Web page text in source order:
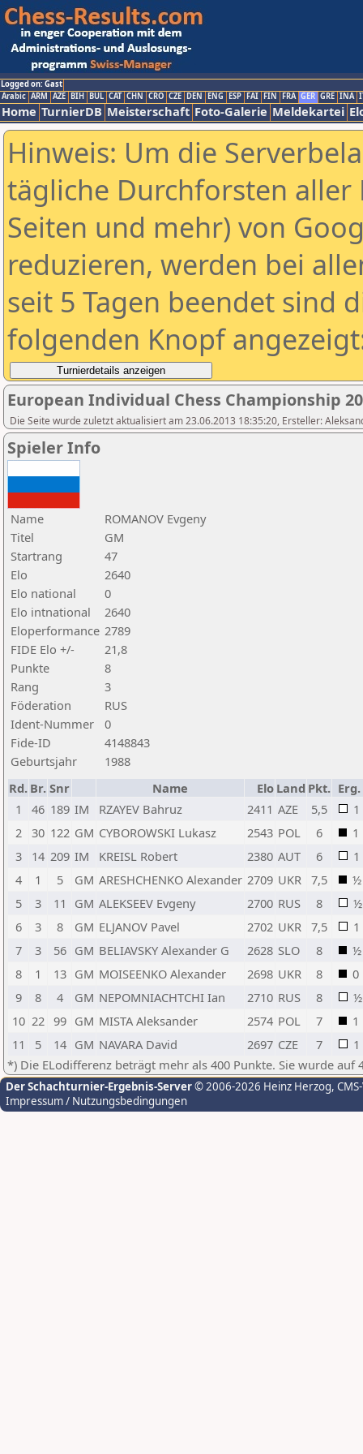
Logged on: Gast
Arabic ARM AZE BIH BUL CAT CHN CRO CZE DEN ENG ESP FAI FIN FRA GER GRE INA
Home TurnierDB Meisterschaft Foto-Galerie Meldekartei
Hinweis: Um die
tägliche Durchforsten aller
Seiten und mehr) von
reduzieren, werden bei
seit 5 Tagen beendet sind
folgenden Knopf
European Individual Chess Championship
Die Seite wurde zuletzt aktualisiert am 23.06.2013 18:35:20, Ersteller:
Spieler Info
Name
ROMANOV Evgeny
Titel
GM
Startrang
47
Elo
2640
Elo national
0
Elo intnational
2640
Eloperformance 2789
FIDE Elo +/-
21,8
Punkte
8
Rang
3
Föderation
RUS
Ident-Nummer
0
Fide-ID
4148843
Geburtsjahr
1988
Rd. Br. Snr Name Elo Land Pkt. Erg.
1
46 189 IM RZAYEV Bahruz 2411 AZE 5,5
1
2
30 122 GM CYBOROWSKI Lukasz 2543 POL 6
1
3
14 209 IM KREISL Robert 2380 AUT 6
1
4
1 5 GM ARESHCHENKO Alexander 2709 UKR 7,5
½
5
3 11 GM ALEKSEEV Evgeny 2700 RUS 8
½
6
3 8 GM ELJANOV Pavel 2702 UKR 7,5
1
7
3 56 GM BELIAVSKY Alexander G 2628 SLO 8
½
8
1 13 GM MOISEENKO Alexander 2698 UKR 8
0
9
8 4 GM NEPOMNIACHTCHI Ian 2710 RUS 8
½
10 22 99 GM MISTA Aleksander 2574 POL 7
1
11
5 14 GM NAVARA David 2697 CZE 7
1
*) Die ELodifferenz beträgt mehr als 400 Punkte. Sie wurde auf
Der Schachturnier-Ergebnis-Server© 2006-2026 Heinz Herzog,
Impressum / Nutzungsbedingungen